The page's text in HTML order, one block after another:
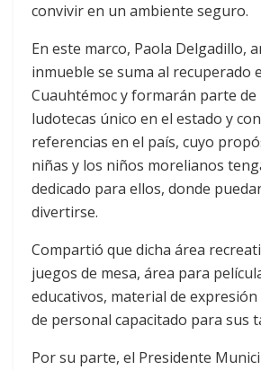
convivir en un ambiente seguro.
En este marco, Paola Delgadillo,
inmueble se suma al recuperado
Cuauhtémoc y formarán parte de
ludotecas único en el estado y
referencias en el país, cuyo
niñas y los niños morelianos
dedicado para ellos, donde
divertirse.
Compartió que dicha área
juegos de mesa, área para
educativos, material de
de personal capacitado para sus
Por su parte, el Presidente